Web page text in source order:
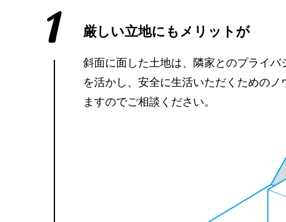
1 厳しい立地にもメリットが
斜面に面した土地は、隣家とのプライ
を活かし、安全に生活いただくための
ますのでご相談ください。